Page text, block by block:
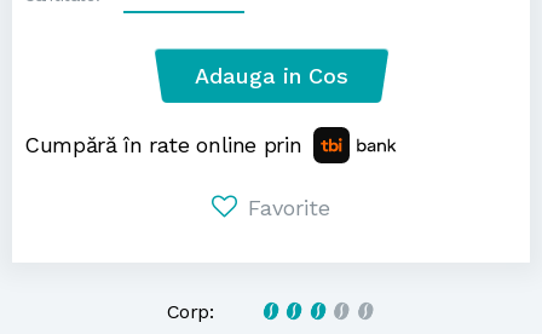
Adauga in Cos
Cumpără în rate online prin
Favorite
Corp: